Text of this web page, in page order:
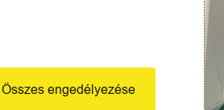
Összes engedélyezése